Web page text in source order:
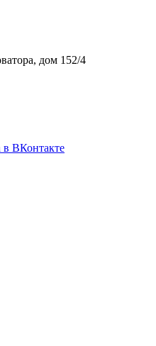
дом 152/4
в ВКонтакте